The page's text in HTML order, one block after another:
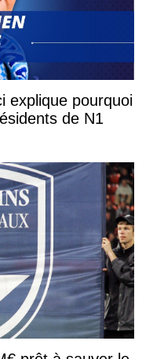
explique pourquoi
de N1